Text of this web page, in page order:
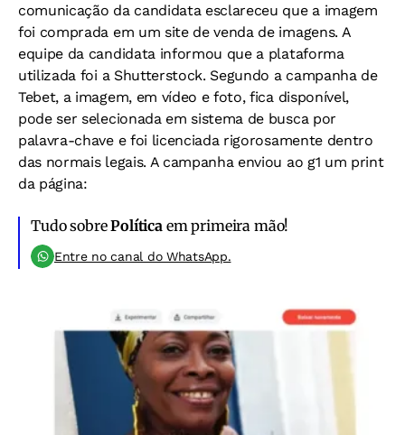
comunicação da candidata esclareceu que a imagem
foi comprada em um site de venda de imagens. A
equipe da candidata informou que a plataforma
utilizada foi a Shutterstock. Segundo a campanha de
Tebet, a imagem, em vídeo e foto, fica disponível,
pode ser selecionada em sistema de busca por
palavra-chave e foi licenciada rigorosamente dentro
das normais legais. A campanha enviou ao g1 um print
da página:
Tudo sobrePolítica em primeira mão!
Entre no canal do WhatsApp.